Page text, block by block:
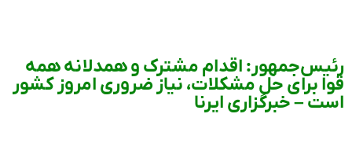
رئیس‌‎جمهور: اقدام مشترک و همدلانه همه
قوا برای حل مشکلات، نیاز ضروری امروز کشور
است – خبرگزاری ایرنا